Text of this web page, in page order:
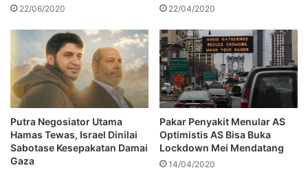
22/06/2020 22/04/2020
Putra Negosiator Utama
Hamas Tewas, Israel Dinilai
Sabotase Kesepakatan Damai
Gaza
Pakar Penyakit Menular AS
Optimistis AS Bisa Buka
Lockdown Mei Mendatang
14/04/2020